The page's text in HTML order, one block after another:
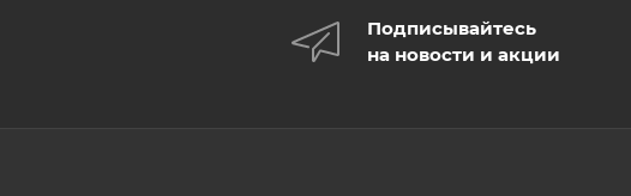
Подписывайтесь
на новости и акции